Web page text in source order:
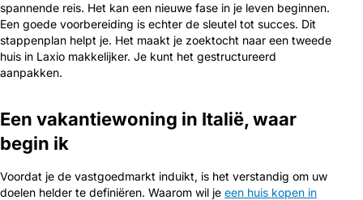
spannende reis. Het kan een nieuwe fase in je leven beginnen.
Een goede voorbereiding is echter de sleutel tot succes. Dit
stappenplan helpt je. Het maakt je zoektocht naar een tweede
huis in Laxio makkelijker. Je kunt het gestructureerd
aanpakken.
Een vakantiewoning in Italië, waar
begin ik
Voordat je de vastgoedmarkt induikt, is het verstandig om uw
doelen helder te definiëren. Waarom wil je een huis kopen in